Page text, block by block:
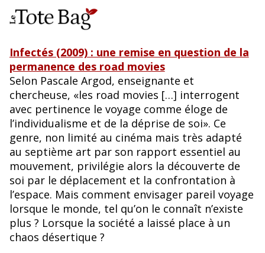
Infectés (2009) : une remise en question de la
permanence des road movies
Selon Pascale Argod, enseignante et
chercheuse, «les road movies […] interrogent
avec pertinence le voyage comme éloge de
l’individualisme et de la déprise de soi». Ce
genre, non limité au cinéma mais très adapté
au septième art par son rapport essentiel au
mouvement, privilégie alors la découverte de
soi par le déplacement et la confrontation à
l’espace. Mais comment envisager pareil voyage
lorsque le monde, tel qu’on le connaît n’existe
plus ? Lorsque la société a laissé place à un
chaos désertique ?